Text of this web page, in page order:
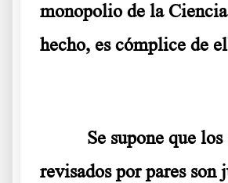
monopolio de la
hecho, es cómplice de
Se supone que
revisados ​​por pares son